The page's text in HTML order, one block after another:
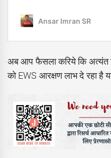
अब आप फैसला करिये कि अत्यंत
को EWS आरक्षण लाभ दे रहा है